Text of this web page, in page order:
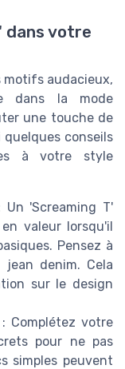
dans votre
motifs audacieux,
dans la mode
une touche de
conseils
à votre style
Un 'Screaming T'
valeur lorsqu'il
Pensez à
denim. Cela
sur le design
: Complétez votre
pour ne pas
simples peuvent